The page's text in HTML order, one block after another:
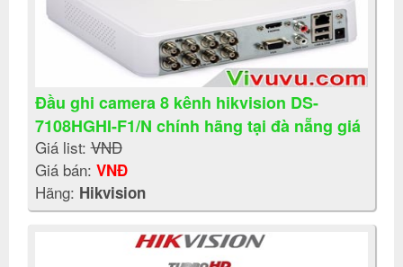
Đầu ghi camera 8 kênh hikvision DS-
7108HGHI-F1/N chính hãng tại đà nẵng giá
rẻ
Giá list:VNĐ
Giá bán: VNĐ
Hãng: Hikvision